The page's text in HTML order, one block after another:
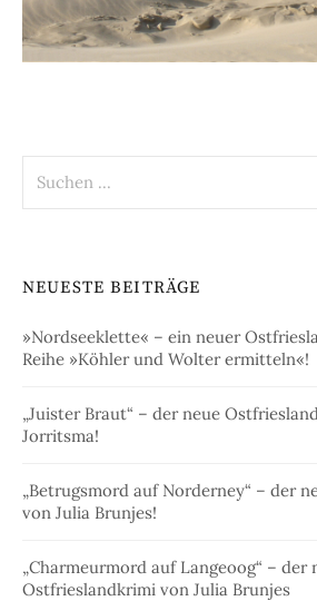
nach:
NEUESTE BEITRÄGE
»Nordseeklette« – ein neuer
Reihe »Köhler und Wolter ermitteln«!
„Juister Braut“ – der neue
Jorritsma!
„Betrugsmord auf Norderney“ – der
von Julia Brunjes!
„Charmeurmord auf Langeoog“ – der
Ostfrieslandkrimi von Julia Brunjes